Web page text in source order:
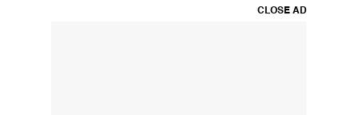
CLOSE AD